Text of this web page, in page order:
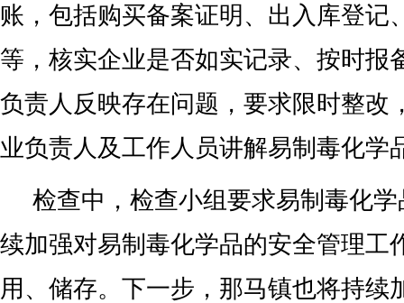
账，包括购买备案证明、出入库登记
等，核实企业是否如实记录、按时报
负责人反映存在问题，要求限时整改
业负责人及工作人员讲解易制毒化学
检查中，检查小组要求易制毒化
续加强对易制毒化学品的安全管理工
用、储存。下一步，那马镇也将持续